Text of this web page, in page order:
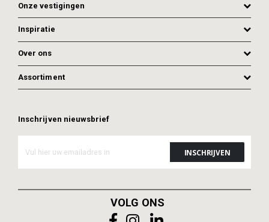
Onze vestigingen
Inspiratie
Over ons
Assortiment
Inschrijven nieuwsbrief
VOLG ONS